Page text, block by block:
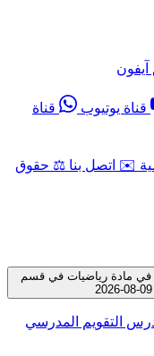
قناة يوتيوب
قناة
✉️ اتصل بنا ⚖️ حقوق
مادة رياضيات في قسم
التقويم المدرسي